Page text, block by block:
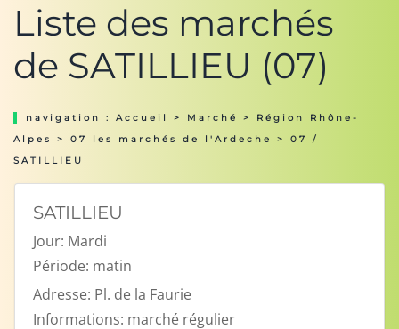
Liste des marchés
de SATILLIEU (07)
navigation : Accueil > Marché > Région Rhône-
Alpes
> 07 les marchés de l'Ardeche
> 07 /
SATILLIEU
SATILLIEU
Jour: Mardi
Période: matin
Adresse: Pl. de la Faurie
Informations: marché régulier